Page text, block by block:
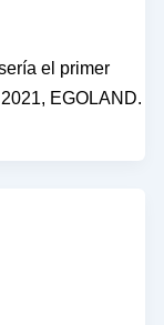
el primer
EGOLAND.